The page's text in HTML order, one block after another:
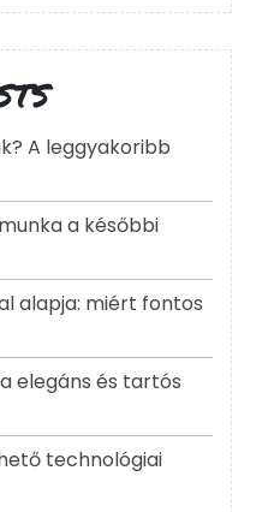
A leggyakoribb
a későbbi
alapja: miért fontos
elegáns és tartós
technológiai